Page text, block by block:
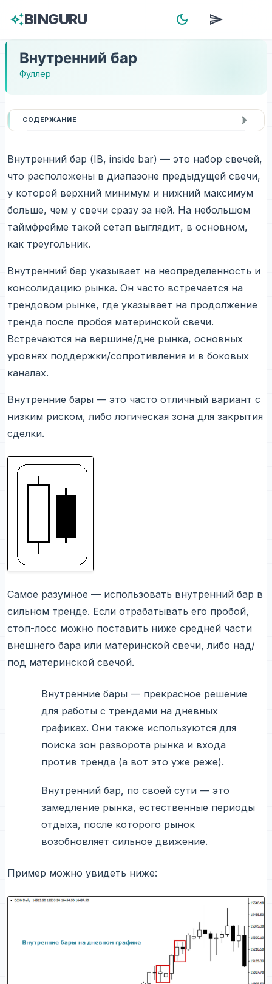
auto_awesomeBINGURU dark_mode send
Внутренний бар
Фуллер
СОДЕРЖАНИЕ
Внутренний бар (IB, inside bar) — это набор свечей,
что расположены в диапазоне предыдущей свечи,
у которой верхний минимум и нижний максимум
больше, чем у свечи сразу за ней. На небольшом
таймфрейме такой сетап выглядит, в основном,
как треугольник.
Внутренний бар указывает на неопределенность и
консолидацию рынка. Он часто встречается на
трендовом рынке, где указывает на продолжение
тренда после пробоя материнской свечи.
Встречаются на вершине/дне рынка, основных
уровнях поддержки/сопротивления и в боковых
каналах.
Внутренние бары — это часто отличный вариант с
низким риском, либо логическая зона для закрытия
сделки.
Самое разумное — использовать внутренний бар в
сильном тренде. Если отрабатывать его пробой,
стоп-лосс можно поставить ниже средней части
внешнего бара или материнской свечи, либо над/
под материнской свечой.
Внутренние бары — прекрасное решение
для работы с трендами на дневных
графиках. Они также используются для
поиска зон разворота рынка и входа
против тренда (а вот это уже реже).
Внутренний бар, по своей сути — это
замедление рынка, естественные периоды
отдыха, после которого рынок
возобновляет сильное движение.
Пример можно увидеть ниже: